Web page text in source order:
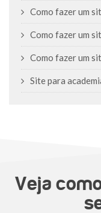
Como fazer um
Como fazer um
Como fazer um
Site para
Veja